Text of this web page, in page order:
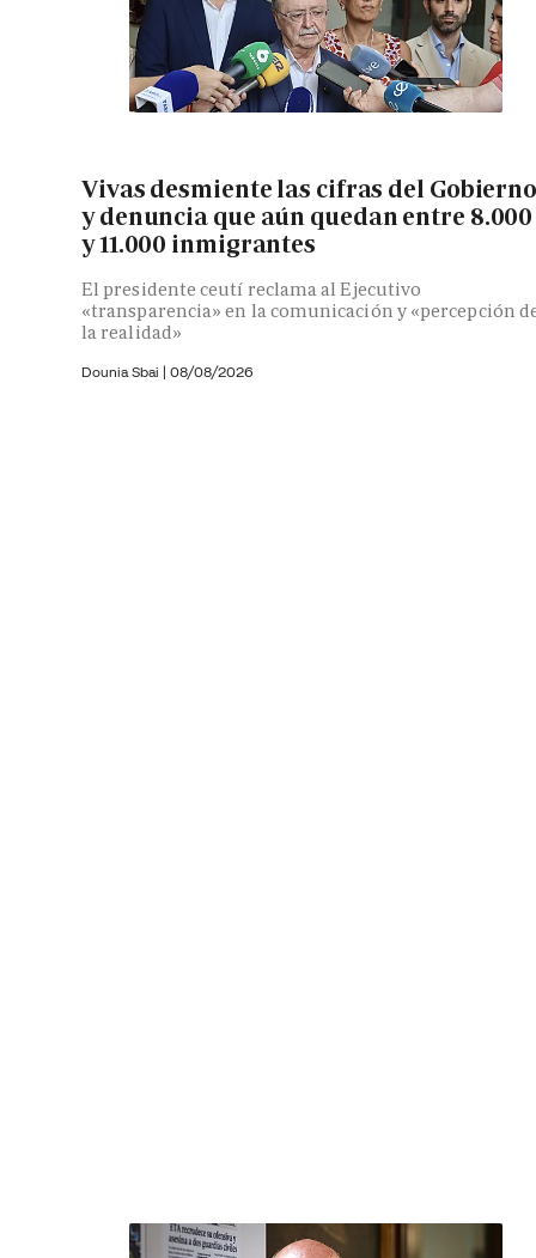
Vivas desmiente las cifras del
y denuncia que aún quedan entre 8.000
y 11.000 inmigrantes
El presidente ceutí reclama al Ejecutivo
«transparencia» en la comunicación y «percepción
la realidad»
Dounia Sbai | 08/08/2026